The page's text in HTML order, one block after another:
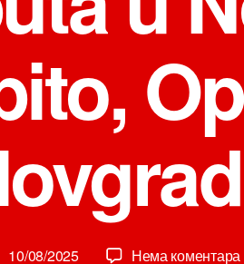
10/08/2025 Нема коментара